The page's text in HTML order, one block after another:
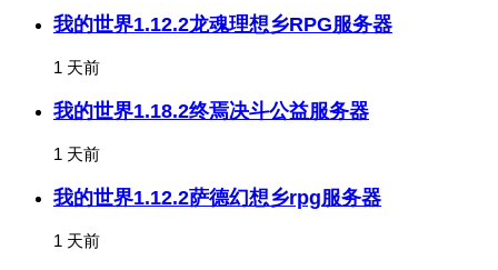
我的世界1.12.2龙魂理想乡RPG服务器
1 天前
我的世界1.18.2终焉决斗公益服务器
1 天前
我的世界1.12.2萨德幻想乡rpg服务器
1 天前